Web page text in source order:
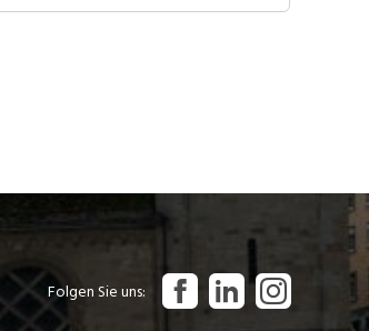
Folgen Sie uns